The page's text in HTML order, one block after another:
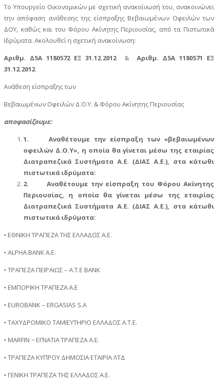
Το Υπουργείο Οικονομικών με σχετική ανακοίνωσή του, ανακοινώνει
την απόφαση ανάθεσης της είσπραξης Βεβαιωμένων Οφειλών των
ΔΟΥ, καθώς και του Φόρου Ακίνητης Περιουσίας, από τα Πιστωτικά
Ιδρύματα. Ακολουθεί η σχετική ανακοίνωση:
Αριθμ. Δ5Α 1180572 ΕΞ 31.12.2012& Αριθμ. Δ5Α 1180571 ΕΞ
31.12.2012
Ανάθεση είσπραξης των
Βεβαιωμένων Οφειλών Δ.Ο.Υ. & Φόρου Ακίνητης Περιουσίας
αποφασίζουμε:
1.Αναθέτουμε την είσπραξη των «βεβαιωμένων
οφειλών Δ.Ο.Υ», η οποία θα γίνεται μέσω της εταιρίας
Διατραπεζικά Συστήματα Α.Ε. (ΔΙΑΣ Α.Ε.), στα κάτωθι
πιστωτικά ιδρύματα:
2.
Αναθέτουμε την είσπραξη του Φόρου Ακίνητης
Περιουσίας, η οποία θα γίνεται μέσω της εταιρίας
Διατραπεζικά Συστήματα Α.Ε. (ΔΙΑΣ Α.Ε.), στα κάτωθι
πιστωτικά ιδρύματα:
• ΕΘΝΙΚΗ ΤΡΑΠΕΖΑ ΤΗΣ ΕΛΛΑΔΟΣ Α.Ε.
• ALPHA BANK Α.Ε.
• ΤΡΑΠΕΖΑ ΠΕΙΡΑΙΩΣ – Α.Τ.Ε ΒΑΝΚ
• ΕΜΠΟΡΙΚΗ ΤΡΑΠΕΖΑ Α.Ε
• EUROBANK – ERGASIAS S.A
• ΤΑΧΥΔΡΟΜΙΚΟ ΤΑΜΙΕΥΤΗΡΙΟ ΕΛΛΑΔΟΣ Α.Τ.Ε.
• MARFIN − ΕΓΝΑΤΙΑ ΤΡΑΠΕΖΑ A.Ε.
• ΤΡΑΠΕΖΑ ΚΥΠΡΟΥ ΔΗΜΟΣΙΑ ΕΤΑΙΡΙΑ ΛΤΔ
• ΓΕΝΙΚΗ ΤΡΑΠΕΖΑ ΤΗΣ ΕΛΛΑΔΟΣ Α.Ε.